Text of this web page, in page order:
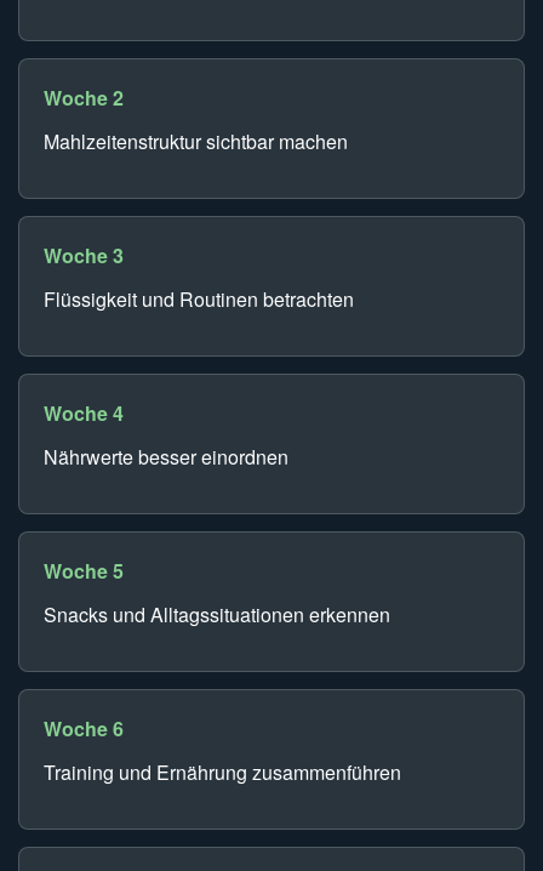
Woche 2
Mahlzeitenstruktur sichtbar machen
Woche 3
Flüssigkeit und Routinen betrachten
Woche 4
Nährwerte besser einordnen
Woche 5
Snacks und Alltagssituationen erkennen
Woche 6
Training und Ernährung zusammenführen